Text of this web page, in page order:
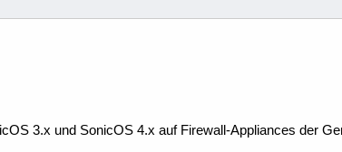
3.x und SonicOS 4.x auf Firewall-Appliances der